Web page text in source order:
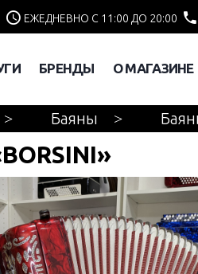
ЕЖЕДНЕВНО С 11:00 ДО 20:00
БРЕНДЫ О МАГАЗИНЕ
Баяны